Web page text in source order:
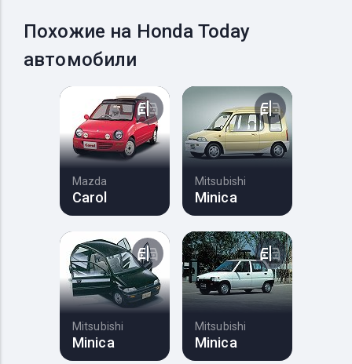
Похожие на Honda Today
автомобили
Mazda
Carol
Mitsubishi
Minica
Mitsubishi
Minica
Mitsubishi
Minica